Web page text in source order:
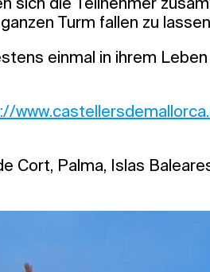
Turm fallen zu
einmal in ihrem
Cort, Palma, Islas